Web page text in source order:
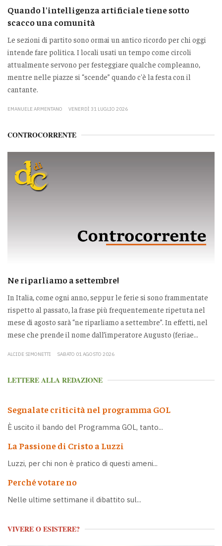
Quando l'intelligenza artificiale tiene sotto
scacco una comunità
Le sezioni di partito sono ormai un antico ricordo per chi oggi
intende fare politica. I locali usati un tempo come circoli
attualmente servono per festeggiare qualche compleanno,
mentre nelle piazze si “scende” quando c'è la festa con il
cantante.
EMANUELE ARMENTANO VENERDÌ 31 LUGLIO 2026
CONTROCORRENTE
Ne riparliamo a settembre!
In Italia, come ogni anno, seppur le ferie si sono frammentate
rispetto al passato, la frase più frequentemente ripetuta nel
mese di agosto sarà “ne riparliamo a settembre”. In effetti, nel
mese che prende il nome dall’imperatore Augusto (feriae...
ALCIDE SIMONETTI SABATO 01 AGOSTO 2026
LETTERE ALLA REDAZIONE
Segnalate criticità nel programma GOL
È uscito il bando del Programma GOL, tanto...
La Passione di Cristo a Luzzi
Luzzi, per chi non è pratico di questi ameni...
Perché votare no
Nelle ultime settimane il dibattito sul...
VIVERE O ESISTERE?